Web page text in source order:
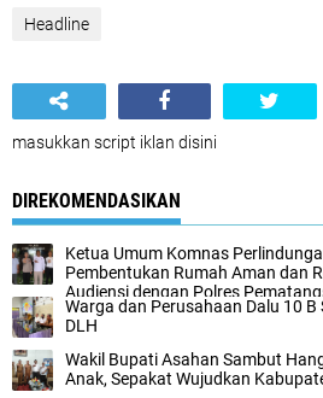
Headline
masukkan script iklan disini
DIREKOMENDASIKAN
Ketua Umum Komnas
Pembentukan Rumah Aman dan
Audiensi dengan Polres
Warga dan Perusahaan Dalu 10 B
DLH
Wakil Bupati Asahan Sambut
Anak, Sepakat Wujudkan